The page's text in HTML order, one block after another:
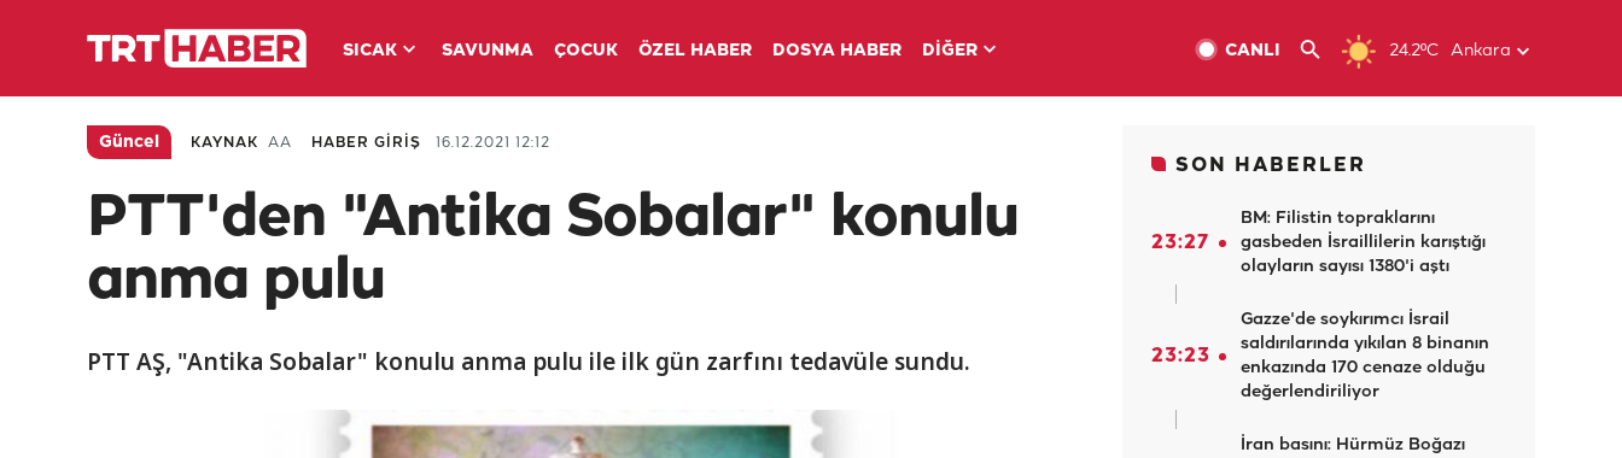
SICAK SAVUNMA ÇOCUK ÖZEL HABER DOSYA HABER DİĞER 24.2ºC Ankara
CANLI
Güncel KAYNAK AA HABER GİRİŞ 16.12.2021 12:12
PTT'den "Antika Sobalar" konulu
anma pulu
PTT AŞ, "Antika Sobalar" konulu anma pulu ile ilk gün zarfını tedavüle sundu.
SON HABERLER
23:27
BM: Filistin topraklarını
gasbeden İsraillilerin karıştığı
olayların sayısı 1380'i aştı
23:23
Gazze'de soykırımcı İsrail
saldırılarında yıkılan 8 binanın
enkazında 170 cenaze olduğu
değerlendiriliyor
İran basını: Hürmüz Boğazı